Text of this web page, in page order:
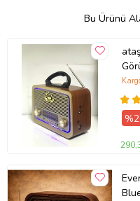
Bu Ürünü